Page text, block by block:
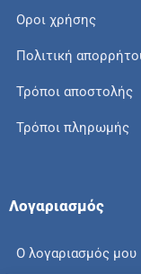
Οροι χρήσης
Πολιτική
Τρόποι αποστολής
Τρόποι πληρωμής
Λογαριασμός
Ο λογαριασμός μου